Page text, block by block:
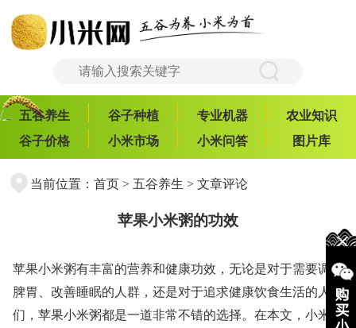
五谷养生 谷子种植 专业机器
农业知识
谷子价格
小米市场 小米问答 图片库
当前位置： 首页> 五谷养生 > 文章评论
苹果小米粥的功效
苹果小米粥有丰富的营养和健康功效，无论是对于需要调理
脾胃、改善睡眠的人群，还是对于追求健康饮食生活的人
们，苹果小米粥都是一道非常不错的选择。在本文，小米美